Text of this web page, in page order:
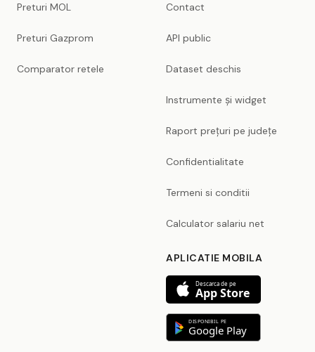
Preturi MOL
Preturi Gazprom
Comparator retele
Contact
API public
Dataset deschis
Instrumente și widget
Raport prețuri pe județe
Confidentialitate
Termeni si conditii
Calculator salariu net
APLICATIE MOBILA
Descarca de pe
App Store
DISPONIBIL PE
Google Play